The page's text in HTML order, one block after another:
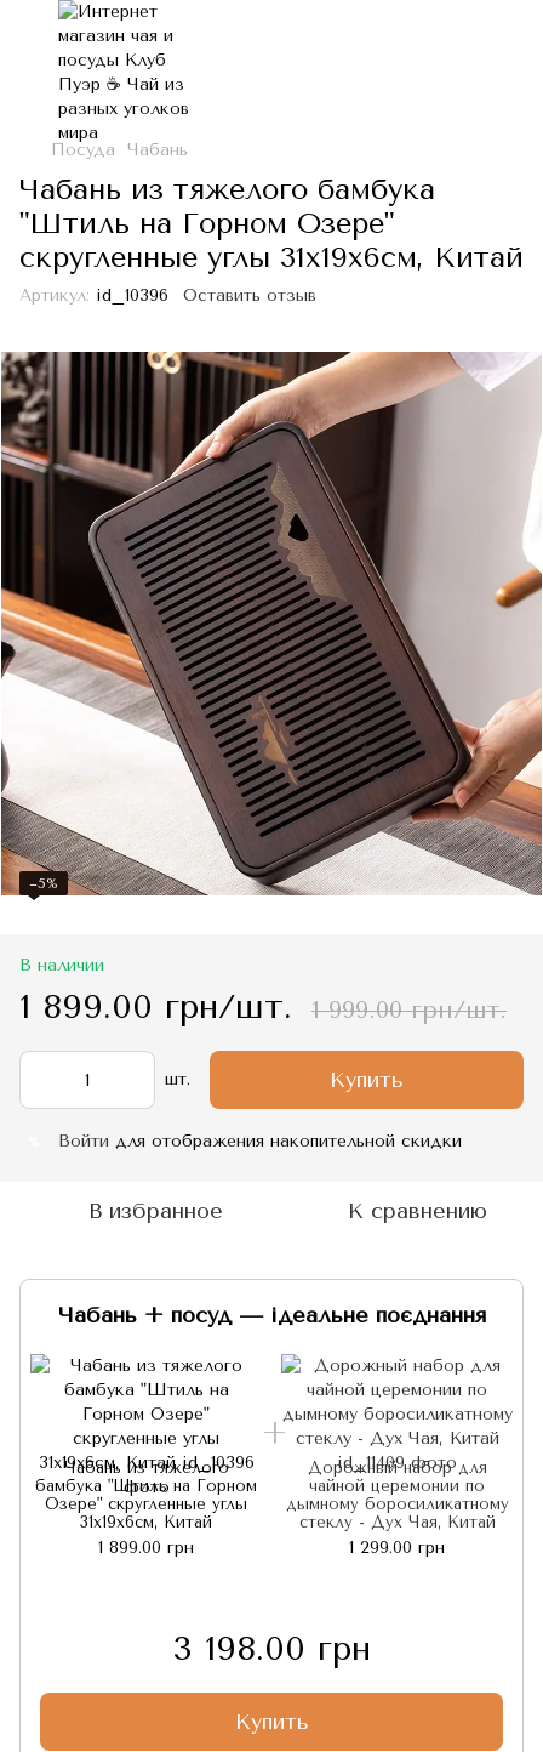
Посуда Чабань
Чабань из тяжелого бамбука
"Штиль на Горном Озере"
скругленные углы 31х19х6см, Китай
Артикул: id_10396 Оставить отзыв
−5%
В наличии
1 899.00 грн/шт. 1 999.00 грн/шт.
шт. Купить
Войти для отображения накопительной скидки
В избранное К сравнению
Чабань + посуд — ідеальне поєднання
Чабань из тяжелого
бамбука "Штиль на Горном
Озере" скругленные углы
31х19х6см, Китай
1 899.00 грн
Дорожный набор для
чайной церемонии по
дымному боросиликатному
стеклу - Дух Чая, Китай
1 299.00 грн
3 198.00 грн
Купить